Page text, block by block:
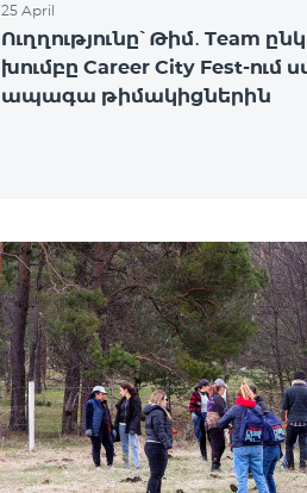
25 April
Ուղղությունը՝ Թիմ․ Team
խումբը Career City Fest-ում
ապագա թիմակիցներին